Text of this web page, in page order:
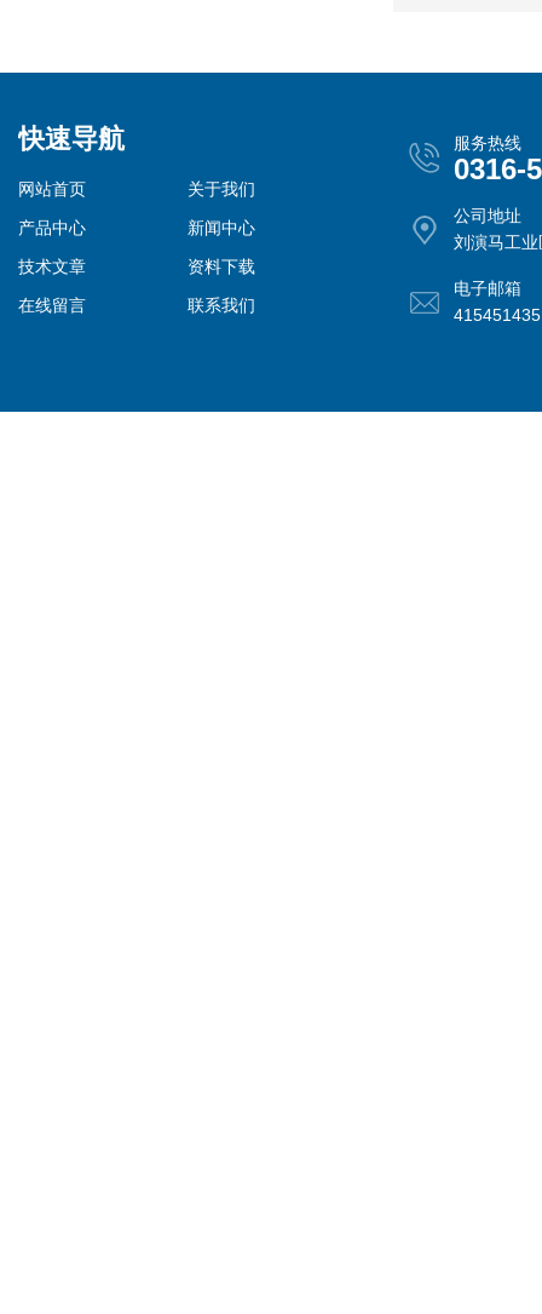
快速导航
网站首页
关于我们
产品中心
新闻中心
技术文章
资料下载
在线留言
联系我们
服务热线
0316-
公司地址
刘演马工业
电子邮箱